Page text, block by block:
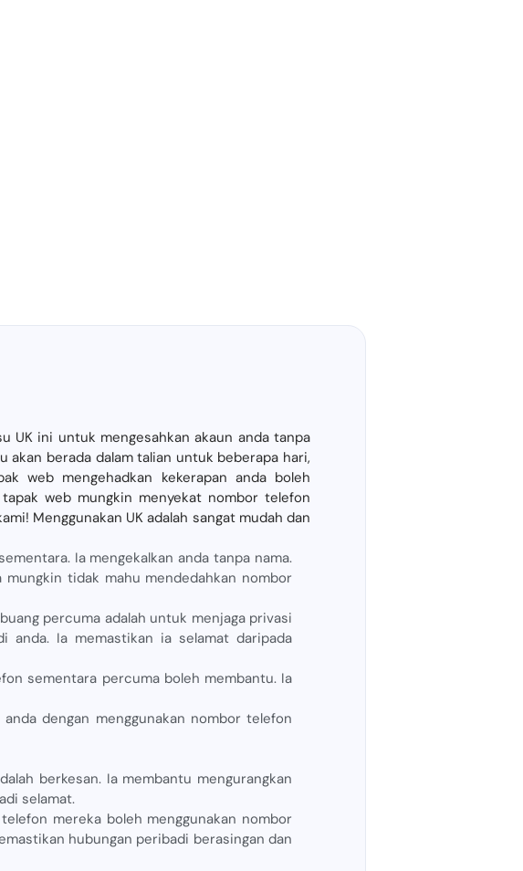
UK ini untuk mengesahkan akaun anda tanpa
berada dalam talian untuk beberapa hari,
web mengehadkan kekerapan anda boleh
web mungkin menyekat nombor telefon
Menggunakan UK adalah sangat mudah dan
Ia mengekalkan anda tanpa nama.
tidak mahu mendedahkan nombor
percuma adalah untuk menjaga privasi
anda. Ia memastikan ia selamat daripada
sementara percuma boleh membantu. Ia
dengan menggunakan nombor telefon
berkesan. Ia membantu mengurangkan
selamat.
mereka boleh menggunakan nombor
hubungan peribadi berasingan dan